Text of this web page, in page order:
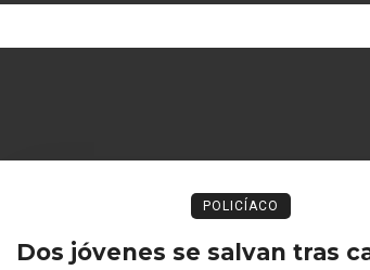
POLICÍACO
Dos jóvenes se salvan tras